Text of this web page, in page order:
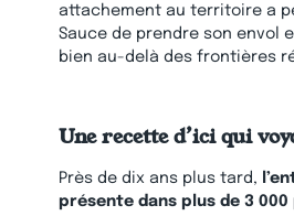
attachement au territoire a
Sauce de prendre son envol
bien au-delà des frontières
Une recette d’ici qui
Près de dix ans plus tard,
présente dans plus de 3